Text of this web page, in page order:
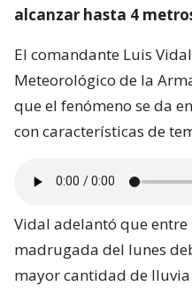
alcanzar hasta 4
El comandante Luis
Meteorológico de la
que el fenómeno se da
con características de
Vidal adelantó que entre
madrugada del lunes
mayor cantidad de